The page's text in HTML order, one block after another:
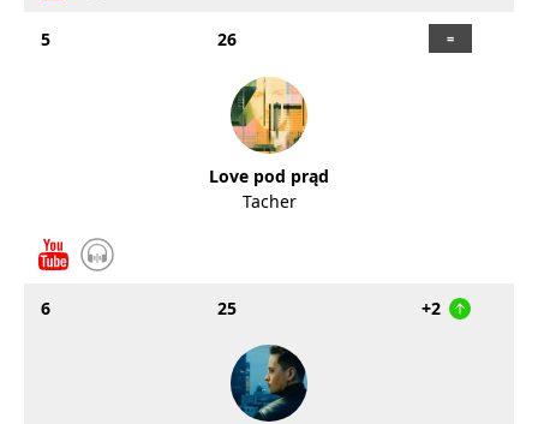
5 26
Love pod prąd
Tacher
6 25 +2